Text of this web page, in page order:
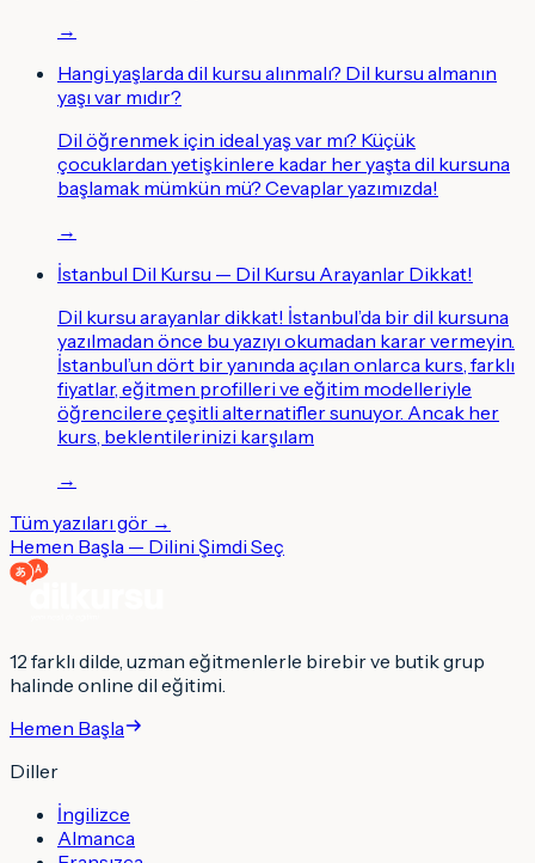
→
Hangi yaşlarda dil kursu alınmalı? Dil kursu almanın
yaşı var mıdır?
Dil öğrenmek için ideal yaş var mı? Küçük
çocuklardan yetişkinlere kadar her yaşta dil kursuna
başlamak mümkün mü? Cevaplar yazımızda!
→
İstanbul Dil Kursu — Dil Kursu Arayanlar Dikkat!
Dil kursu arayanlar dikkat! İstanbul’da bir dil kursuna
yazılmadan önce bu yazıyı okumadan karar vermeyin.
İstanbul’un dört bir yanında açılan onlarca kurs, farklı
fiyatlar, eğitmen profilleri ve eğitim modelleriyle
öğrencilere çeşitli alternatifler sunuyor. Ancak her
kurs, beklentilerinizi karşılam
→
Tüm yazıları gör →
Hemen Başla — Dilini Şimdi Seç
12 farklı dilde, uzman eğitmenlerle birebir ve butik grup
halinde online dil eğitimi.
Hemen Başla
Diller
İngilizce
Almanca